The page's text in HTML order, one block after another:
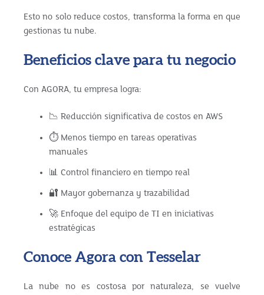
Esto no solo reduce costos, transforma la forma en que
gestionas tu nube.
Beneficios clave para tu negocio
Con AGORA, tu empresa logra:
📉 Reducción significativa de costos en AWS
⏱ Menos tiempo en tareas operativas
manuales
📊 Control financiero en tiempo real
🔐 Mayor gobernanza y trazabilidad
🚀 Enfoque del equipo de TI en iniciativas
estratégicas
Conoce Agora con Tesselar
La nube no es costosa por naturaleza, se vuelve